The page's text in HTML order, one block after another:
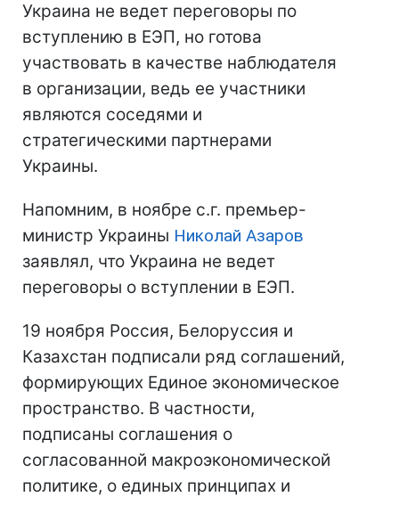
Украина не ведет переговоры по
вступлению в ЕЭП, но готова
участвовать в качестве наблюдателя
в организации, ведь ее участники
являются соседями и
стратегическими партнерами
Украины.
Напомним, в ноябре с.г. премьер-
министр Украины Николай Азаров
заявлял, что Украина не ведет
переговоры о вступлении в ЕЭП.
19 ноября Россия, Белоруссия и
Казахстан подписали ряд соглашений,
формирующих Единое экономическое
пространство. В частности,
подписаны соглашения о
согласованной макроэкономической
политике, о единых принципах и